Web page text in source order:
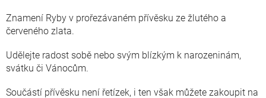
Znamení Ryby v prořezávaném přívěsku ze žlutého a
červeného zlata.
Udělejte radost sobě nebo svým blízkým k narozeninám,
svátku či Vánocům.
Součástí přívěsku není řetízek, i ten však můžete zakoupit na